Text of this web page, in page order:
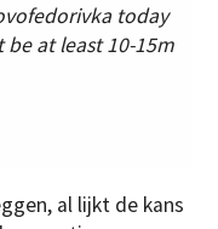
today
at least 10-15m
al lijkt de kans